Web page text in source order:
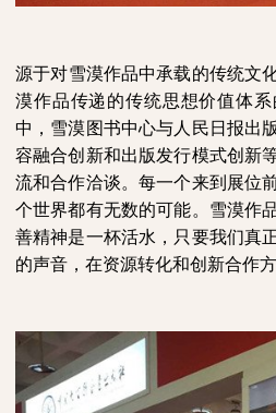
源于对雪漠作品中承载的传统文
漠作品传递的传统思想价值体
中，雪漠图书中心与人民日报出
容融合创新和出版发行模式创新
流和合作洽谈。每一个来到展位
个世界都有无数的可能。雪漠作
善精神是一杯活水，只要我们真
的声音，在资源转化和创新合作